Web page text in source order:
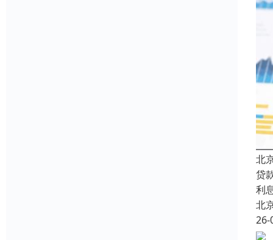
北
贷
利
北
26-